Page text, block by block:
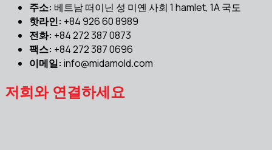
주소: 베트남 떠이닌 성 미옌 사회 1 hamlet, 1A 국도
핫라인: +84 926 60 8989
전화: +84 272 387 0873
팩스: +84 272 387 0696
이메일: info@midamold.com
저희와 연결하세요